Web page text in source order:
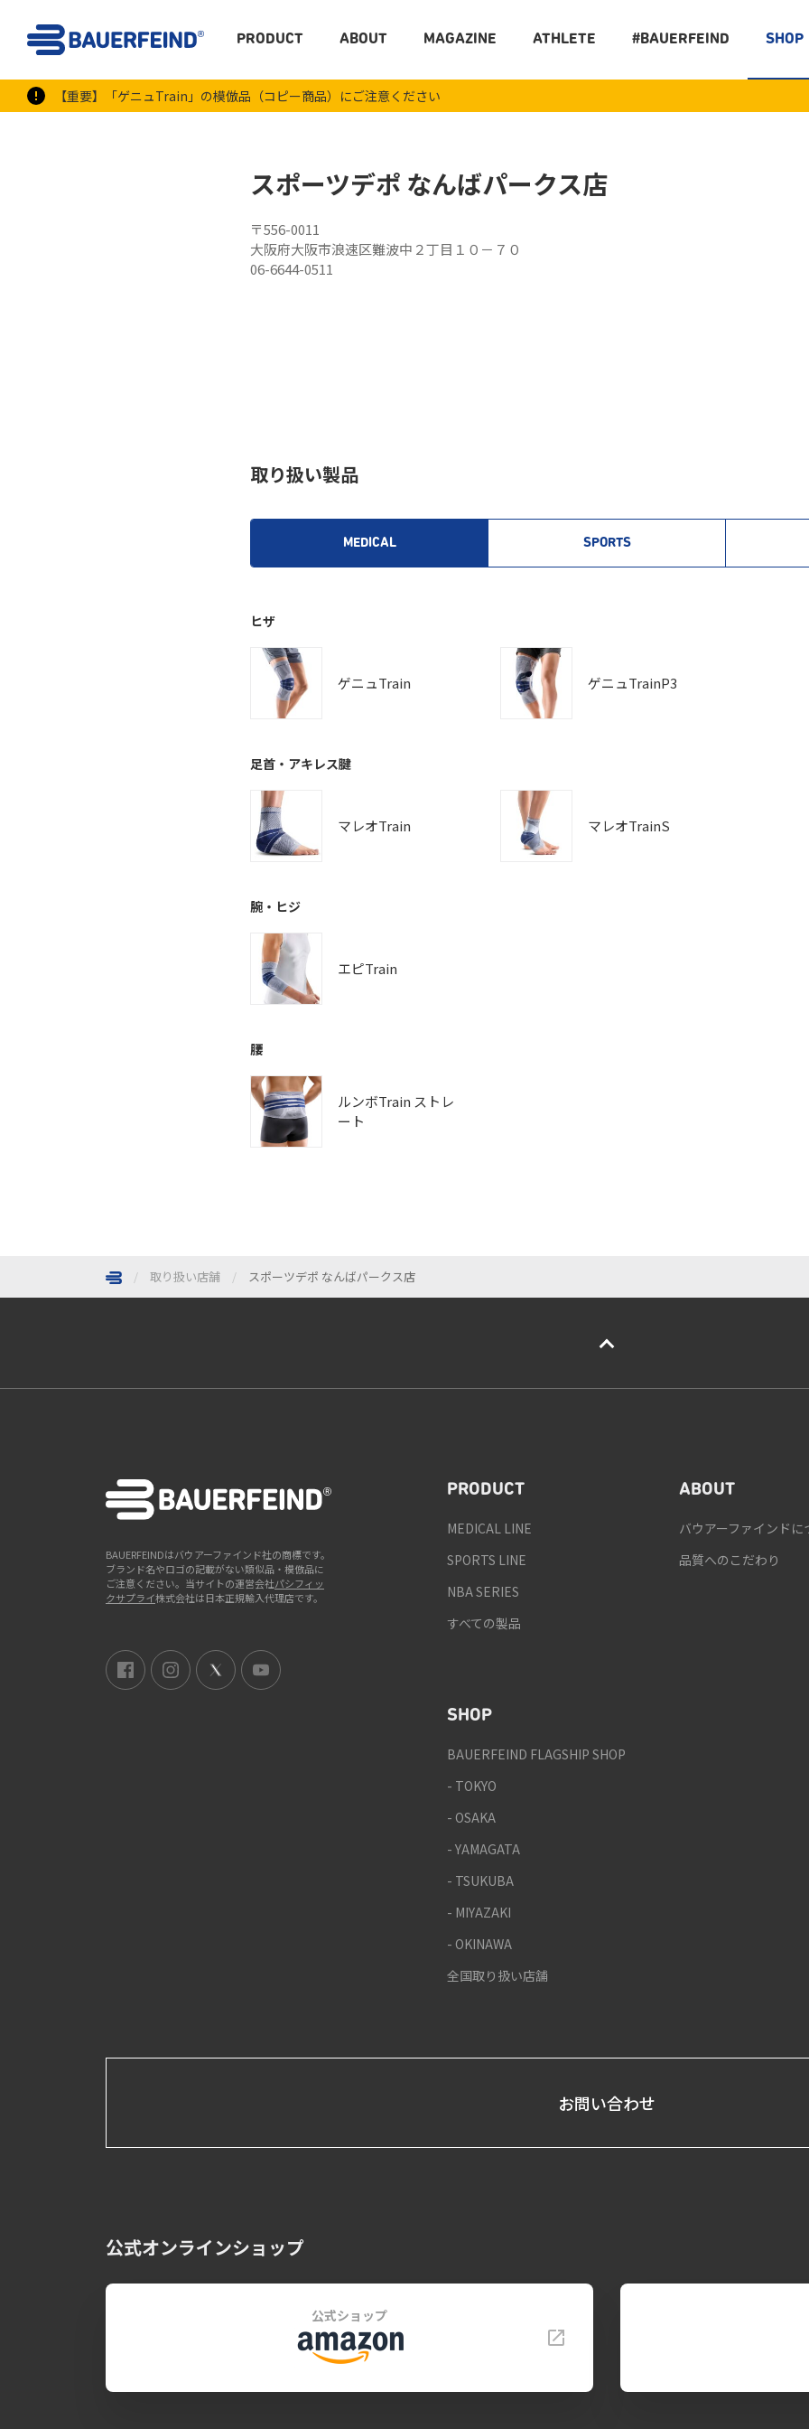
【重要】「ゲニュTrain」の模倣品（コピー商品）にご注意ください
PRODUCT ABOUT MAGAZINE ATHLETE #BAUERFEIND SHOP
スポーツデポ なんばパークス店
〒556-0011
大阪府大阪市浪速区難波中２丁目１０－７０
06-6644-0511
取り扱い製品
MEDICAL SPORTS
ヒザ
ゲニュTrain ゲニュTrainP3
足首・アキレス腱
マレオTrain マレオTrainS
腕・ヒジ
エピTrain
腰
ルンボTrain ストレ
ート
取り扱い店舗 スポーツデポ なんばパークス店
ページトップへ
BAUERFEINDはバウアーファインド社の商標です。
ブランド名やロゴの記載がない類似品・模倣品に
ご注意ください。当サイトの運営会社パシフィッ
クサプライ株式会社は日本正規輸入代理店です。
PRODUCT
MEDICAL LINE
SPORTS LINE
NBA SERIES
すべての製品
ABOUT
バウアーファインドに
品質へのこだわり
SHOP
BAUERFEIND FLAGSHIP SHOP
- TOKYO
- OSAKA
- YAMAGATA
- TSUKUBA
- MIYAZAKI
- OKINAWA
全国取り扱い店舗
お問い合わせ
公式オンラインショップ
公式ショップ